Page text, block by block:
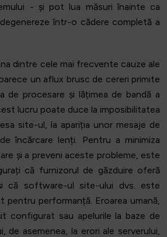
- și pot lua măsuri înainte ca
într-o cădere completă a
dintre cele mai frecvente cauze ale
un aflux brusc de cereri primite
de procesare și lățimea de bandă a
lucru poate duce la imposibilitatea
site-ul, la apariția unor mesaje de
încărcare lenți. Pentru a minimiza
și a preveni aceste probleme, este
că furnizorul de găzduire oferă
că software-ul site-ului dvs. este
pentru performanță. Eroarea umană,
configurat sau apelurile la baze de
de asemenea, la erori ale serverului,